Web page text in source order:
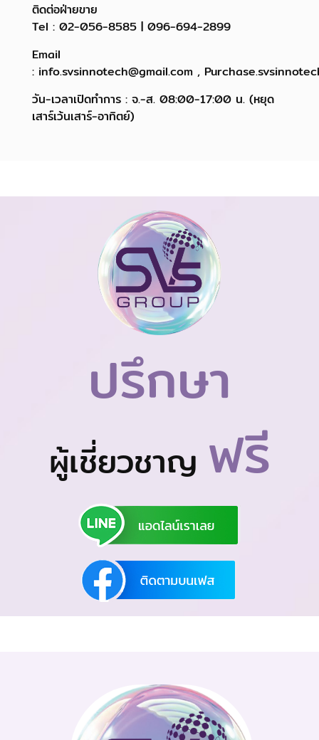
ติดต่อฝ่ายขาย
Tel : 02-056-8585 | 096-694-2899
Email
: info.svsinnotech@gmail.com ,
วัน-เวลาเปิดทำการ : จ.-ส. 08:00-17:00 น. (หยุด
เสาร์เว้นเสาร์-อาทิตย์)
ปรึกษา
ผู้เชี่ยวชาญ ฟรี